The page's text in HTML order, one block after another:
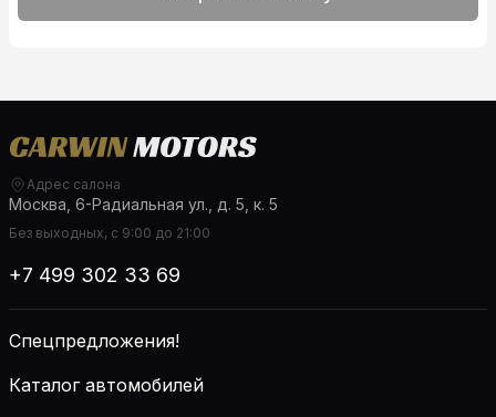
Адрес салона
Москва, 6-Радиальная ул., д. 5, к. 5
Без выходных, с 9:00 до 21:00
+7 499 302 33 69
Спецпредложения!
Каталог автомобилей